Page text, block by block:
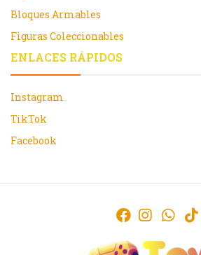
Bloques Armables
Figuras Coleccionables
ENLACES RÁPIDOS
Instagram
TikTok
Facebook